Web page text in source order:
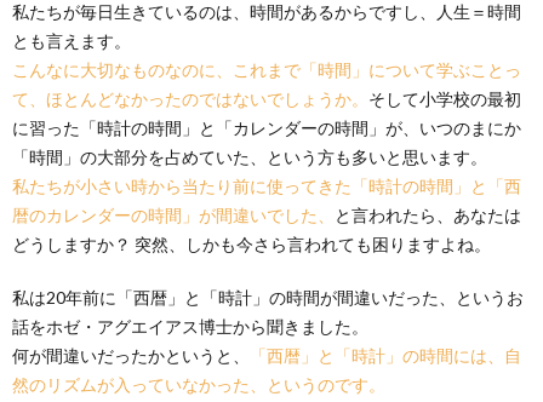
私たちが毎日生きているのは、時間があるからですし、人生＝時間
とも言えます。
こんなに大切なものなのに、これまで「時間」について学ぶことっ
て、ほとんどなかったのではないでしょうか。 そして小学校の最初
に習った「時計の時間」と「カレンダーの時間」が、いつのまにか
「時間」の大部分を占めていた、という方も多いと思います。
私たちが小さい時から当たり前に使ってきた「時計の時間」と「西
暦のカレンダーの時間」が間違いでした、
と言われたら、あなたは
どうしますか？ 突然、しかも今さら言われても困りますよね。
私は20年前に「西暦」と「時計」の時間が間違いだった、というお
話をホゼ・アグエイアス博士から聞きました。
何が間違いだったかというと、
「西暦」と「時計」の時間には、自
然のリズムが入っていなかった、というのです。